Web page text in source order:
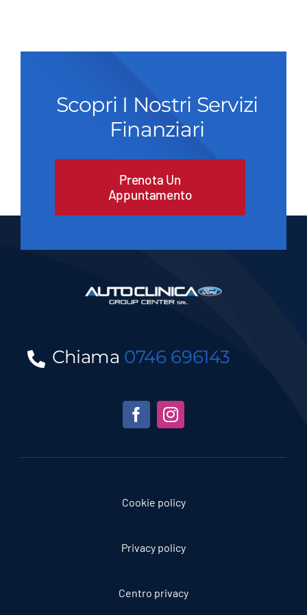
Scopri I Nostri Servizi
Finanziari
Prenota Un
Appuntamento
Chiama 0746 696143
Cookie policy
Privacy policy
Centro privacy